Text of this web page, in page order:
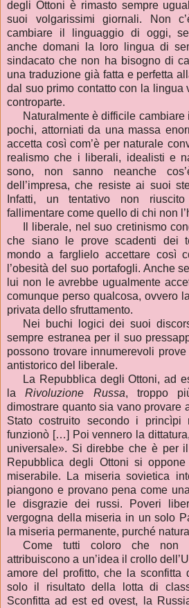
degli Ottoni è rimasto sempre
suoi volgarissimi giornali. Non
cambiare il linguaggio di oggi,
anche domani la loro lingua di
sindacato che non ha bisogno di
una traduzione già fatta e perfetta
dal suo primo contatto con la lingua
controparte.
Naturalmente è difficile
pochi, attorniati da una massa
accetta così com’è per naturale
realismo che i liberali, idealisti e
sono, non sanno neanche
dell’impresa, che resiste ai suoi
Infatti, un tentativo non
fallimentare come quello di chi non
Il liberale, nel suo cretinismo
che siano le prove scadenti dei
mondo a farglielo accettare così
’obesità del suo portafogli. Anche
lui non le avrebbe ugualmente
comunque perso qualcosa, ovvero
privata dello sfruttamento.
Nei buchi logici dei suoi
sempre estranea per il suo
possono trovare innumerevoli
antistorico del liberale.
La Repubblica degli Ottoni, ad
laRivoluzione Russa, troppo
dimostrare quanto sia vano provare
Stato costruito secondo i princìpi
funzionò […] Poi vennero la
universale». Si direbbe che è per
Repubblica degli Ottoni si
miserabile. La miseria sovietica
piangono e provano pena come una
le disgrazie dei russi. Poveri
vergogna della miseria in un solo
la miseria permanente, purché
Come tutti coloro che non
attribuiscono a un’idea il crollo
amore del profitto, che la sconfitta
solo il risultato della lotta di
Sconfitta ad est ed ovest, la